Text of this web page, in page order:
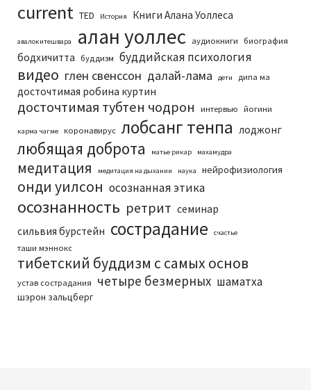
current TED История Книги Алана Уоллеса
авалокитешвара алан уоллес аудиокниги биография
бодхичитта буддизм буддийская психология
видео глен свенссон далай-лама дети дипа ма
досточтимая робина куртин
досточтимая тубтен чодрон интервью йогини
карма чагме коронавирус лобсанг тенпа лоджонг
любящая доброта матье рикар махамудра
медитация медитация на дыхании наука нейрофизиология
онди уилсон осознанная этика
осознанность ретрит семинар
сильвия бурстейн сострадание счастье
таши мэннокс
тибетский буддизм с самых основ
устав сострадания четыре безмерных шаматха
шэрон зальцберг